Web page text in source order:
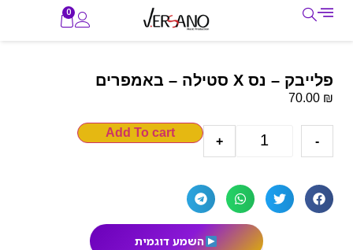
0
פלייבק – נס X סטילה – באמפרים
70.00 ₪
-
+
Add To cart
השמע דוגמית